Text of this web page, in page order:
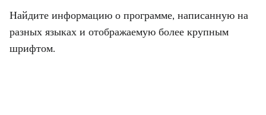
Найдите информацию о программе, написанную на
разных языках и отображаемую более крупным
шрифтом.